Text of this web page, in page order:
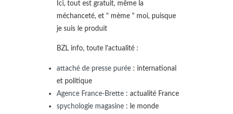
Ici, tout est gratuit, même la
méchanceté, et " mème " moi, puisque
je suis le produit
BZL info, toute l'actualité :
attaché de presse purée : international
et politique
Agence France-Brette : actualité France
spychologie magasine : le monde